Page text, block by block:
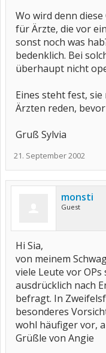
Wo wird denn diese
für Ärzte, die vor
sonst noch was
bedenklich. Bei
überhaupt nicht
Eines steht fest,
Ärzten reden,
Gruß Sylvia
21. September 2002
monsti
Guest
Hi Sia,
von meinem
viele Leute vor
ausdrücklich nach
befragt. In
besonderes
wohl häufiger vor,
Grüßle von Angie